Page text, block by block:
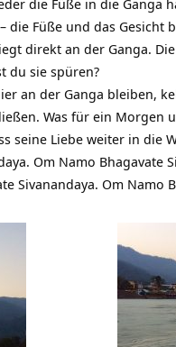
die Füße in die Ganga
Füße und das Gesicht
direkt an der Ganga.
du sie spüren?
an der Ganga bleiben,
Was für ein Morgen
seine Liebe weiter in
Om Namo Bhagavate
Sivanandaya. Om Namo